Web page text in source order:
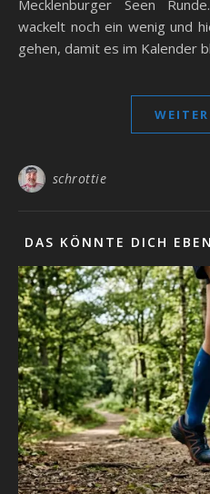
Mecklenburger Seen
wackelt noch ein wenig und
gehen, damit es im Kalender
schrottie
DAS KÖNNTE DICH